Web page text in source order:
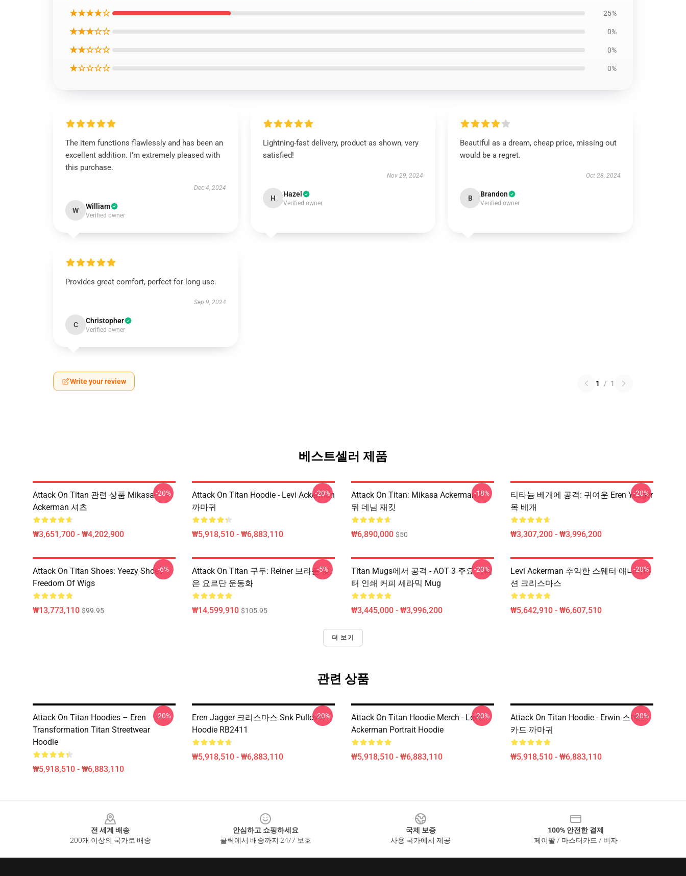
★★★★☆ 25%
★★★☆☆ 0%
★★☆☆☆ 0%
★☆☆☆☆ 0%
The item functions flawlessly and has been an
excellent addition. I’m extremely pleased with
this purchase.
Dec 4, 2024
W William
Verified owner
Lightning-fast delivery, product as shown, very
satisfied!
Nov 29, 2024
H Hazel
Verified owner
Beautiful as a dream, cheap price, missing out
would be a regret.
Oct 28, 2024
B Brandon
Verified owner
Provides great comfort, perfect for long use.
Sep 9, 2024
C Christopher
Verified owner
Write your review 1 / 1
베스트셀러 제품
Attack On Titan 관련 상품 Mikasa
Ackerman 셔츠
₩3,651,700 - ₩4,202,900
-20%
Attack On Titan Hoodie - Levi Ackerman
까마귀
₩5,918,510 - ₩6,883,110
-20%
Attack On Titan: Mikasa Ackerman의
뒤 데님 재킷
₩6,890,000 $50
-18%
티타늄 베개에 공격: 귀여운 Eren Yeager
목 베개
₩3,307,200 - ₩3,996,200
-20%
Attack On Titan Shoes: Yeezy Shoes
Freedom Of Wigs
₩13,773,110 $99.95
-6%
Attack On Titan 구두: Reiner 브라운 낮
은 요르단 운동화
₩14,599,910 $105.95
-5%
Titan Mugs에서 공격 - AOT 3 주요 캐릭
터 인쇄 커피 세라믹 Mug
₩3,445,000 - ₩3,996,200
-20%
Levi Ackerman 추악한 스웨터 애니메이
션 크리스마스
₩5,642,910 - ₩6,607,510
-20%
더 보기
관련 상품
Attack On Titan Hoodies – Eren
Transformation Titan Streetwear
Hoodie
₩5,918,510 - ₩6,883,110
-20%
Eren Jagger 크리스마스 Snk Pullover
Hoodie RB2411
₩5,918,510 - ₩6,883,110
-20%
Attack On Titan Hoodie Merch - Levi
Ackerman Portrait Hoodie
₩5,918,510 - ₩6,883,110
-20%
Attack On Titan Hoodie - Erwin 스미스
카드 까마귀
₩5,918,510 - ₩6,883,110
-20%
전 세계 배송
200개 이상의 국가로 배송
안심하고 쇼핑하세요
클릭에서 배송까지 24/7 보호
국제 보증
사용 국가에서 제공
100% 안전한 결제
페이팔 / 마스터카드 / 비자